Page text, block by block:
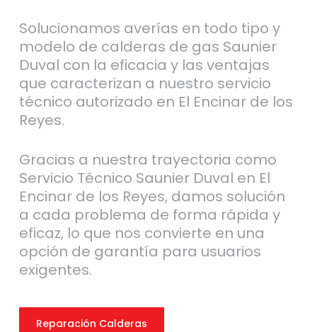
Solucionamos averías en todo tipo y
modelo de calderas de gas Saunier
Duval con la eficacia y las ventajas
que caracterizan a nuestro servicio
técnico autorizado en El Encinar de los
Reyes.
Gracias a nuestra trayectoria como
Servicio Técnico Saunier Duval en El
Encinar de los Reyes, damos solución
a cada problema de forma rápida y
eficaz, lo que nos convierte en una
opción de garantía para usuarios
exigentes.
Reparación Calderas